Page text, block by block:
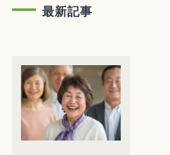
最新記事